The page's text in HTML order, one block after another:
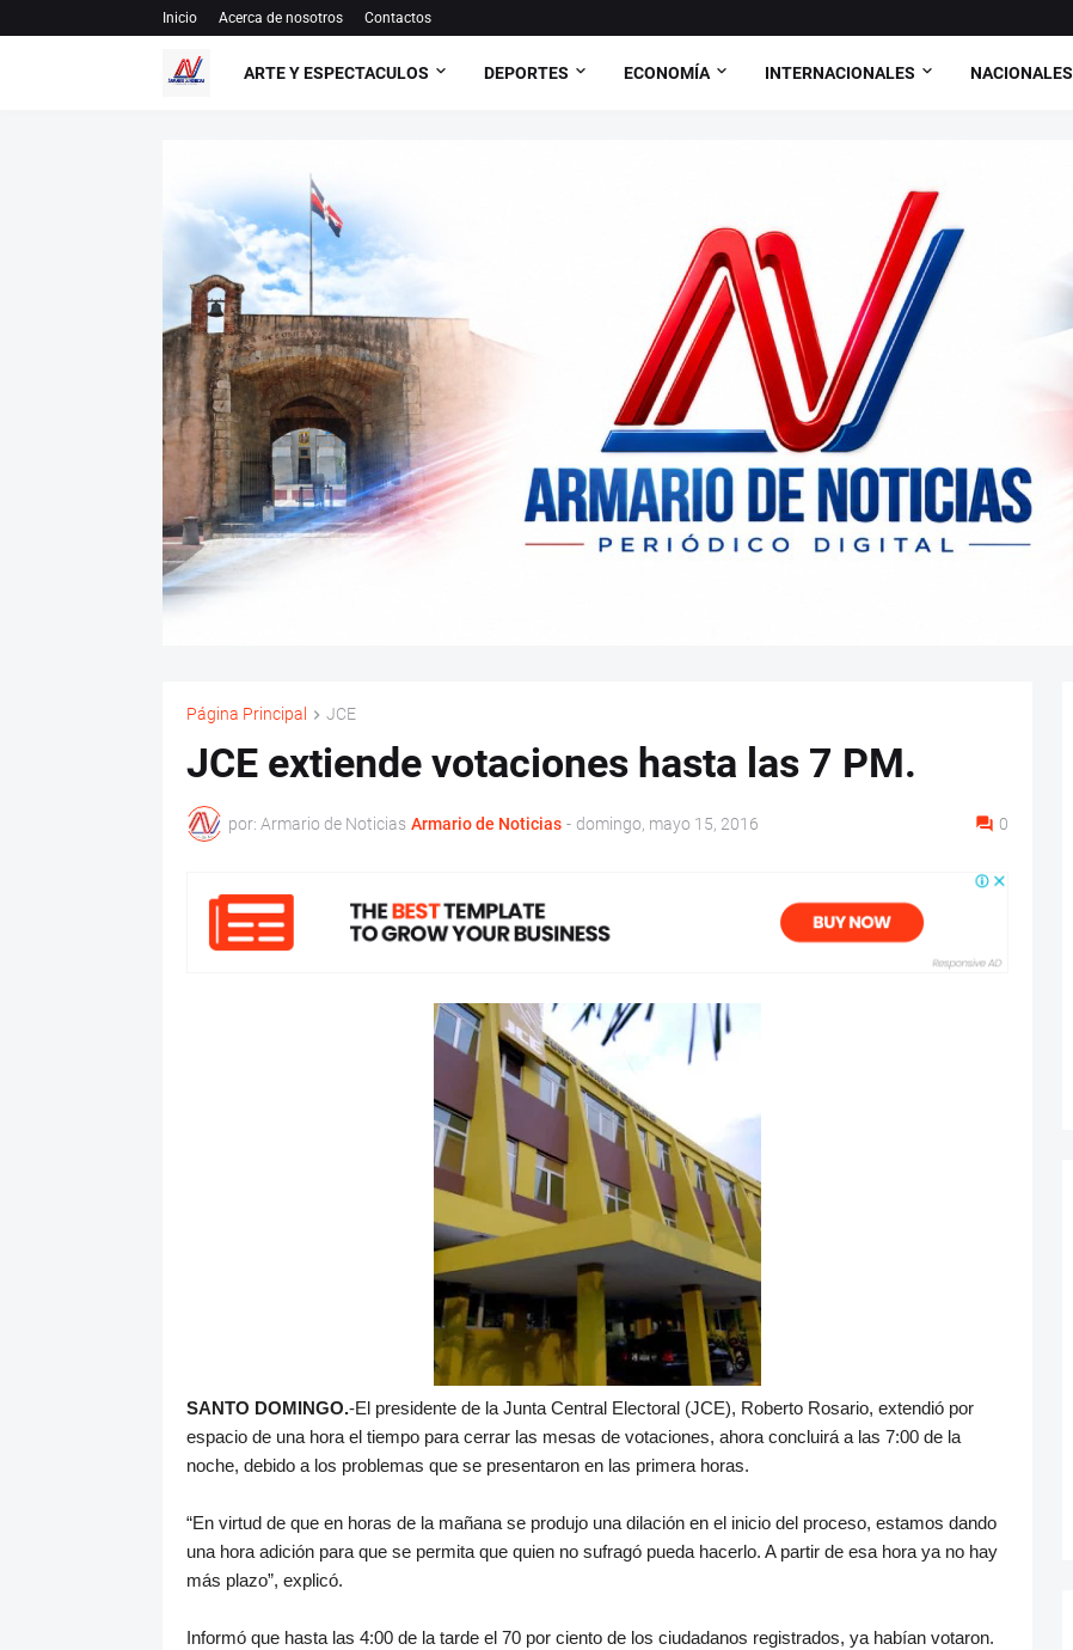
Inicio Acerca de nosotros Contactos
ARTE Y ESPECTACULOS DEPORTES ECONOMÍA INTERNACIONALES NACIONALES
Página Principal JCE
JCE extiende votaciones hasta las 7 PM.
por: Armario de Noticias Armario de Noticias - domingo, mayo 15, 2016 0
SANTO DOMINGO.-El presidente de la Junta Central Electoral (JCE), Roberto Rosario, extendió por
espacio de una hora el tiempo para cerrar las mesas de votaciones, ahora concluirá a las 7:00 de la
noche, debido a los problemas que se presentaron en las primera horas.
“En virtud de que en horas de la mañana se produjo una dilación en el inicio del proceso, estamos dando
una hora adición para que se permita que quien no sufragó pueda hacerlo. A partir de esa hora ya no hay
más plazo”, explicó.
Informó que hasta las 4:00 de la tarde el 70 por ciento de los ciudadanos registrados, ya habían votaron.